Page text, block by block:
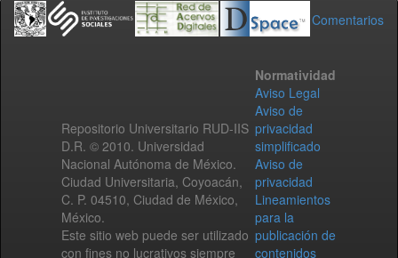
Comentarios
Repositorio Universitario RUD-IIS
D.R. © 2010. Universidad
Nacional Autónoma de México.
Ciudad Universitaria, Coyoacán,
C. P. 04510, Ciudad de México,
México.
Este sitio web puede ser utilizado
con fines no lucrativos siempre
Normatividad
Aviso Legal
Aviso de
privacidad
simplificado
Aviso de
privacidad
Lineamientos
para la
publicación de
contenidos